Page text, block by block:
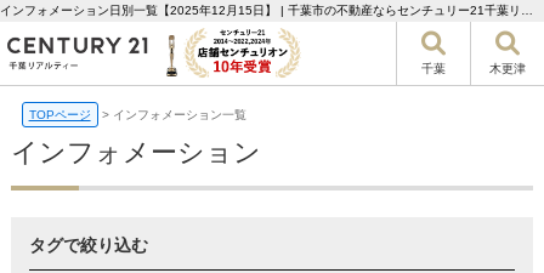
千葉 木更津
TOPページ > インフォメーション一覧
インフォメーション
タグで絞り込む